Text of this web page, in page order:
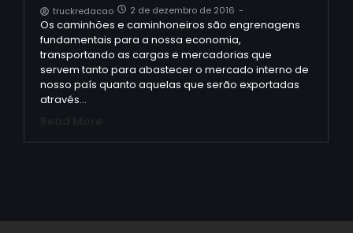
truckredacao 2 de dezembro de 2016 -
Os caminhões e caminhoneiros são engrenagens
fundamentais para a nossa economia,
transportando as cargas e mercadorias que
servem tanto para abastecer o mercado interno de
nosso país quanto aquelas que serão exportadas
através…